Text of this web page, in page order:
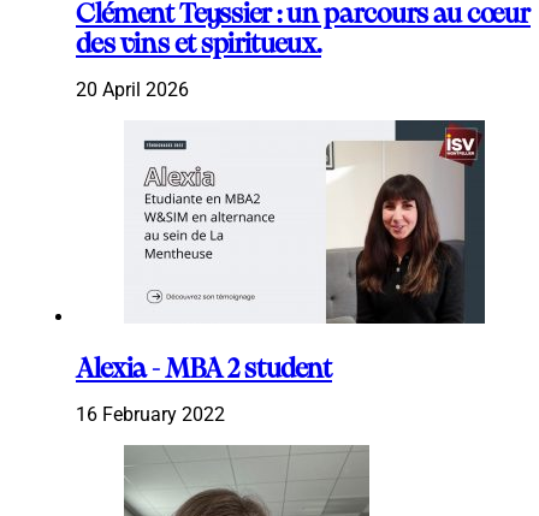
Clément Teyssier : un parcours au cœur
des vins et spiritueux.
20 April 2026
Alexia - MBA 2 student
16 February 2022